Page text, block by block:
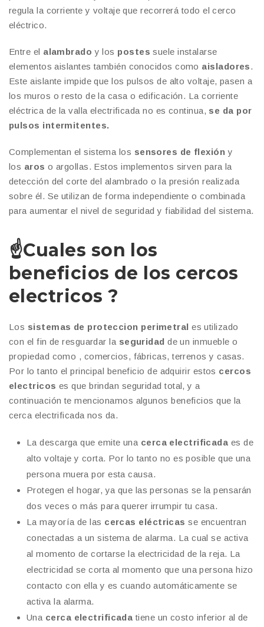
regula la corriente y voltaje que recorrerá todo el cerco
eléctrico.
Entre el alambrado y los postes suele instalarse
elementos aislantes también conocidos como aisladores.
Este aislante impide que los pulsos de alto voltaje, pasen a
los muros o resto de la casa o edificación. La corriente
eléctrica de la valla electrificada no es continua, se da por
pulsos intermitentes.
Complementan el sistema los sensores de flexión y
los aros o argollas. Estos implementos sirven para la
detección del corte del alambrado o la presión realizada
sobre él. Se utilizan de forma independiente o combinada
para aumentar el nivel de seguridad y fiabilidad del sistema.
☝️Cuales son los
beneficios de los cercos
electricos ?
Los sistemas de proteccion perimetral es utilizado
con el fin de resguardar la seguridad de un inmueble o
propiedad como , comercios, fábricas, terrenos y casas.
Por lo tanto el principal beneficio de adquirir estos cercos
electricos es que brindan seguridad total, y a
continuación te mencionamos algunos beneficios que la
cerca electrificada nos da.
La descarga que emite una cerca electrificada es de
alto voltaje y corta. Por lo tanto no es posible que una
persona muera por esta causa.
Protegen el hogar, ya que las personas se la pensarán
dos veces o más para querer irrumpir tu casa.
La mayoría de las cercas eléctricas se encuentran
conectadas a un sistema de alarma. La cual se activa
al momento de cortarse la electricidad de la reja. La
electricidad se corta al momento que una persona hizo
contacto con ella y es cuando automáticamente se
activa la alarma.
Una cerca electrificada tiene un costo inferior al de